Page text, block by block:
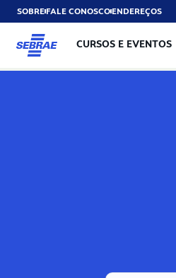
SOBREFALE CONOSCOENDEREÇOS
CURSOS E EVENTOS